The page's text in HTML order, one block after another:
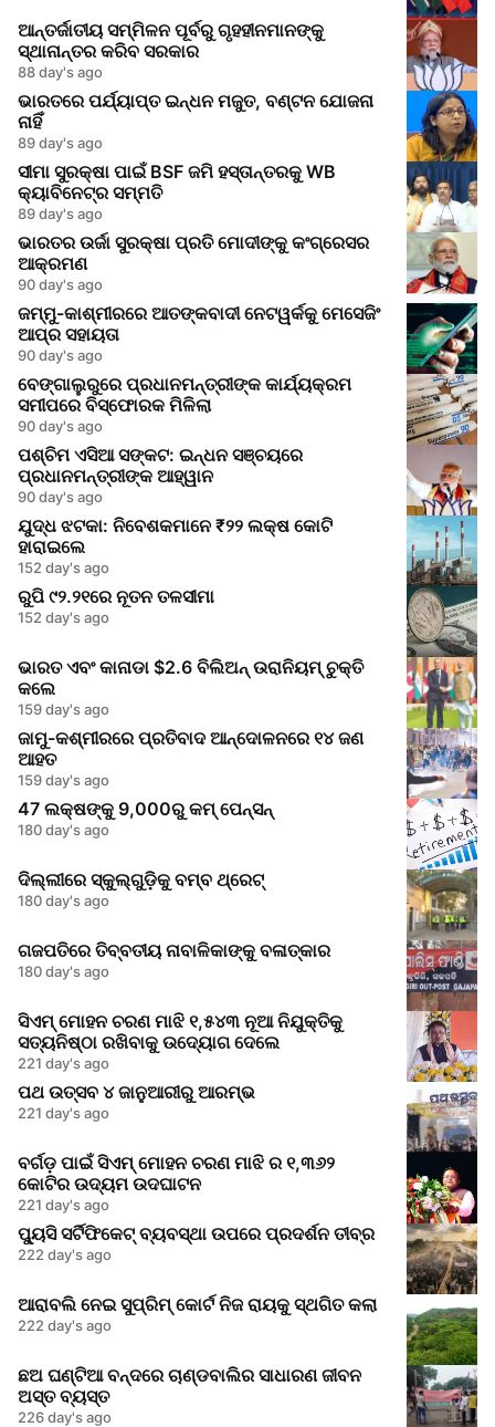
ଆନ୍ତର୍ଜାତୀୟ ସମ୍ମିଳନ ପୂର୍ବରୁ ଗୃହହୀନମାନଙ୍କୁ
ସ୍ଥାନାନ୍ତର କରିବ ସରକାର
88 day's ago
ଭାରତରେ ପର୍ଯ୍ୟାପ୍ତ ଇନ୍ଧନ ମଜୁତ, ବଣ୍ଟନ ଯୋଜନା
ନାହିଁ
89 day's ago
ସୀମା ସୁରକ୍ଷା ପାଇଁ BSF ଜମି ହସ୍ତାନ୍ତରକୁ WB
କ୍ୟାବିନେଟ୍‌ର ସମ୍ମତି
89 day's ago
ଭାରତର ଉର୍ଜା ସୁରକ୍ଷା ପ୍ରତି ମୋଦୀଙ୍କୁ କଂଗ୍ରେସର
ଆକ୍ରମଣ
90 day's ago
ଜମ୍ମୁ-କାଶ୍ମୀରରେ ଆତଙ୍କବାଦୀ ନେଟୱର୍କକୁ ମେସେଜିଂ
ଆପ୍‌ର ସହାୟତା
90 day's ago
ବେଙ୍ଗାଲୁରୁରେ ପ୍ରଧାନମନ୍ତ୍ରୀଙ୍କ କାର୍ଯ୍ୟକ୍ରମ
ସମୀପରେ ବିସ୍ଫୋରକ ମିଳିଲା
90 day's ago
ପଶ୍ଚିମ ଏସିଆ ସଙ୍କଟ: ଇନ୍ଧନ ସଞ୍ଚୟରେ
ପ୍ରଧାନମନ୍ତ୍ରୀଙ୍କ ଆହ୍ୱାନ
90 day's ago
ଯୁଦ୍ଧ ଝଟକା: ନିବେଶକମାନେ ₹୨୨ ଲକ୍ଷ କୋଟି
ହାରାଇଲେ
152 day's ago
ରୁପି ୯୨.୨୧ରେ ନୂତନ ତଳସୀମା
152 day's ago
ଭାରତ ଏବଂ କାନାଡା $2.6 ବିଲିଅନ୍ ଉରାନିୟମ୍ ଚୁକ୍ତି
କଲେ
159 day's ago
ଜାମୁ-କଶ୍ମୀରରେ ପ୍ରତିବାଦ ଆନ୍ଦୋଳନରେ ୧୪ ଜଣ
ଆହତ
159 day's ago
47 ଲକ୍ଷଙ୍କୁ 9,000ରୁ କମ୍ ପେନ୍ସନ୍
180 day's ago
ଦିଲ୍ଲୀରେ ସ୍କୁଲ୍‌ଗୁଡ଼ିକୁ ବମ୍ବ ଥ୍ରେଟ୍
180 day's ago
ଗଜପତିରେ ତିବ୍ବତୀୟ ନାବାଳିକାଙ୍କୁ ବଳାତ୍କାର
180 day's ago
ସିଏମ୍ ମୋହନ ଚରଣ ମାଝି ୧,୫୪୩ ନୂଆ ନିଯୁକ୍ତିକୁ
ସତ୍ୟନିଷ୍ଠା ରଖିବାକୁ ଉଦ୍ୟୋଗ ଦେଲେ
221 day's ago
ପଥ ଉତ୍ସବ ୪ ଜାନୁଆରୀରୁ ଆରମ୍ଭ
221 day's ago
ବର୍ଗଡ଼ ପାଇଁ ସିଏମ୍ ମୋହନ ଚରଣ ମାଝି ର ୧,୩୬୨
କୋଟିର ଉଦ୍ୟମ ଉଦଘାଟନ
221 day's ago
ପ୍ୟୁସି ସର୍ଟିଫିକେଟ୍ ବ୍ୟବସ୍ଥା ଉପରେ ପ୍ରଦର୍ଶନ ତୀବ୍ର
222 day's ago
ଆରାବଲି ନେଇ ସୁପ୍ରିମ୍ କୋର୍ଟ ନିଜ ରାୟକୁ ସ୍ଥଗିତ କଲା
222 day's ago
ଛଅ ଘଣ୍ଟିଆ ବନ୍ଦରେ ଚାଣ୍ଡବାଲିର ସାଧାରଣ ଜୀବନ
ଅସ୍ତ ବ୍ୟସ୍ତ
226 day's ago